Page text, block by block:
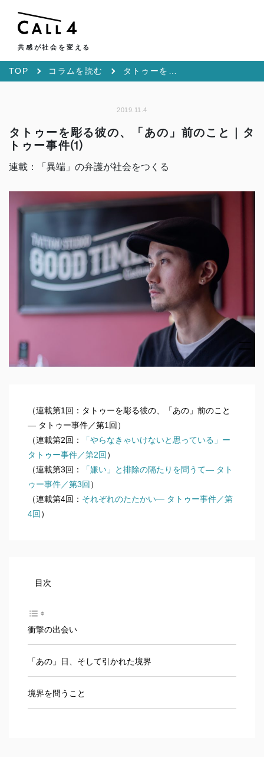
共感が社会を変える
TOP コラムを読む
2019.11.4
タトゥーを彫る彼の、「あの」前のこと｜タ
トゥー事件⑴
連載：「異端」の弁護が社会をつくる
（連載第1回：タトゥーを彫る彼の、「あの」前のこと
― タトゥー事件／第1回）
（連載第2回：
「やらなきゃいけないと思っている」ー
タトゥー事件／第2回 ）
（連載第3回：
「嫌い」と排除の隔たりを問うて― タト
ゥー事件／第3回 ）
（連載第4回： それぞれのたたかい― タトゥー事件／第
4回 ）
目次
衝撃の出会い
「あの」日、そして引かれた境界
境界を問うこと